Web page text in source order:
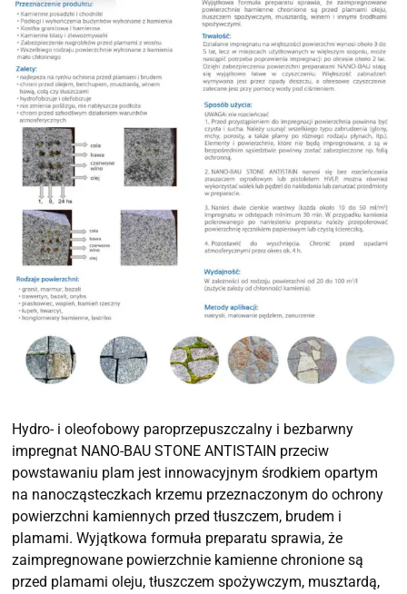
Hydro- i oleofobowy paroprzepuszczalny i bezbarwny
impregnat NANO-BAU STONE ANTISTAIN przeciw
powstawaniu plam jest innowacyjnym środkiem opartym
na nanocząsteczkach krzemu przeznaczonym do ochrony
powierzchni kamiennych przed tłuszczem, brudem i
plamami. Wyjątkowa formuła preparatu sprawia, że
zaimpregnowane powierzchnie kamienne chronione są
przed plamami oleju, tłuszczem spożywczym, musztardą,